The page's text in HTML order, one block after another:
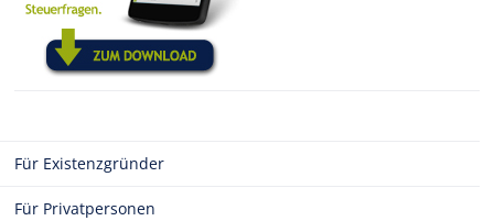
Für Existenzgründer
Für Privatpersonen